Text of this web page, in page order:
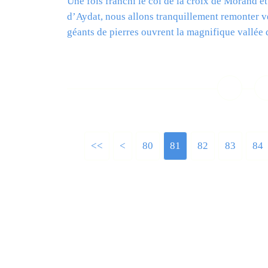
d’Aydat, nous allons tranquillement remonter
géants de pierres ouvrent la magnifique vallée
<< < 10
20
30
40
50
60
70
80 81 82 83 84